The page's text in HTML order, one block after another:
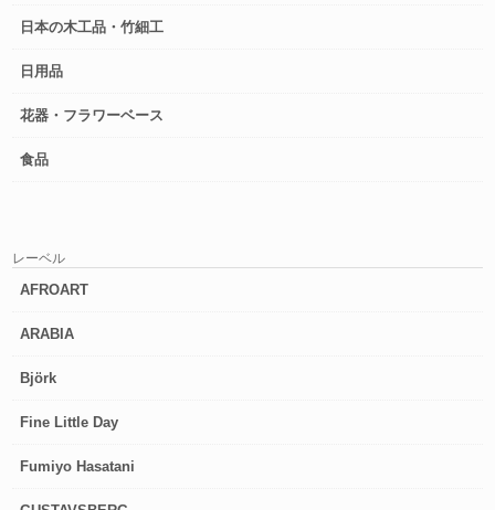
日本の木工品・竹細工
日用品
花器・フラワーベース
食品
レーベル
AFROART
ARABIA
Björk
Fine Little Day
Fumiyo Hasatani